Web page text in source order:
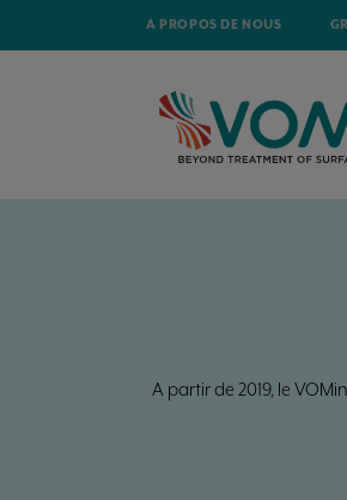
A PROPOS DE NOUS
A partir de 2019, le